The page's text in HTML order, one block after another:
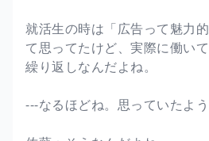
就活生の時は「広告って魅力
て思ってたけど、実際に働い
繰り返しなんだよね。
---なるほどね。思っていたよ